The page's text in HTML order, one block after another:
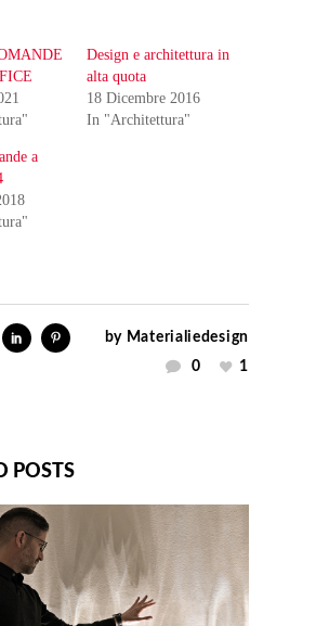
Design e architettura in
alta quota
18 Dicembre 2016
In "Architettura"
a
by Materialiedesign
0
1
POSTS